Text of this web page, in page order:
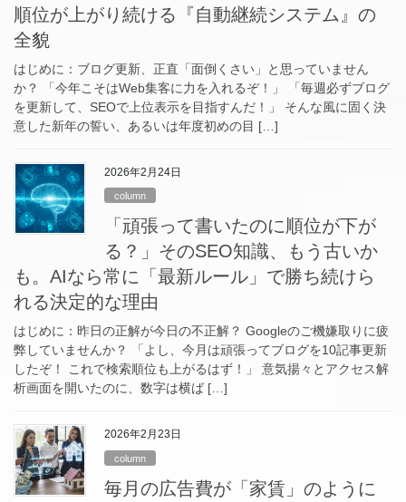
順位が上がり続ける『自動継続システム』の
全貌
はじめに：ブログ更新、正直「面倒くさい」と思っていません
か？ 「今年こそはWeb集客に力を入れるぞ！」 「毎週必ずブログ
を更新して、SEOで上位表示を目指すんだ！」 そんな風に固く決
意した新年の誓い、あるいは年度初めの目 […]
2026年2月24日
column
「頑張って書いたのに順位が下が
る？」そのSEO知識、もう古いか
も。AIなら常に「最新ルール」で勝ち続けら
れる決定的な理由
はじめに：昨日の正解が今日の不正解？ Googleのご機嫌取りに疲
弊していませんか？ 「よし、今月は頑張ってブログを10記事更新
したぞ！ これで検索順位も上がるはず！」 意気揚々とアクセス解
析画面を開いたのに、数字は横ば […]
2026年2月23日
column
毎月の広告費が「家賃」のように